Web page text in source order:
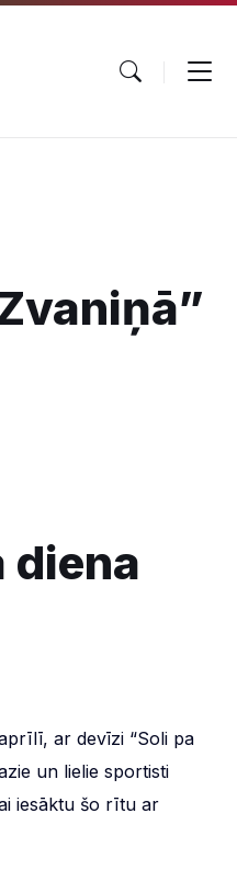
diena
ar devīzi “Soli pa
un lielie sportisti
iesāktu šo rītu ar